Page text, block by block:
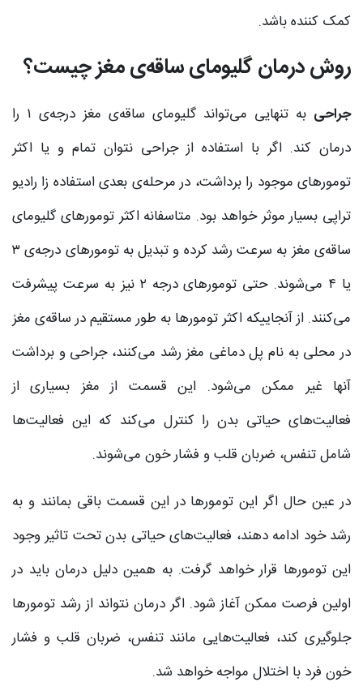
کمک کننده باشد.
روش درمان گلیومای ساقه‌ی مغز چیست؟
جراحی
به تنهایی می‌تواند گلیومای ساقه‌ی مغز درجه‌ی ۱ را
درمان کند. اگر با استفاده از جراحی نتوان تمام و یا اکثر
تومورهای موجود را برداشت، در مرحله‌ی بعدی استفاده زا رادیو
تراپی بسیار موثر خواهد بود. متاسفانه اکثر تومورهای گلیومای
ساقه‌ی مغز به سرعت رشد کرده و تبدیل به تومورهای درجه‌ی ۳
یا ۴ می‌شوند. حتی تومورهای درجه ۲ نیز به سرعت پیشرفت
می‌کنند. از آنجاییکه اکثر تومورها به طور مستقیم در ساقه‌ی مغز
در محلی به نام پل دماغی مغز رشد می‌کنند، جراحی و برداشت
آنها غیر ممکن می‌شود. این قسمت از مغز بسیاری از
فعالیت‌های حیاتی بدن را کنترل می‌کند که این فعالیت‌ها
شامل تنفس، ضربان قلب و فشار خون می‌شوند.
در عین حال اگر این تومورها در این قسمت باقی بمانند و به
رشد خود ادامه دهند، فعالیت‌های حیاتی بدن تحت تاثیر وجود
این تومورها قرار خواهد گرفت. به همین دلیل درمان باید در
اولین فرصت ممکن ‌آغاز شود. اگر درمان نتواند از رشد تومورها
جلوگیری کند، فعالیت‌هایی مانند تنفس، ضربان قلب و فشار
خون فرد با اختلال مواجه خواهد شد.